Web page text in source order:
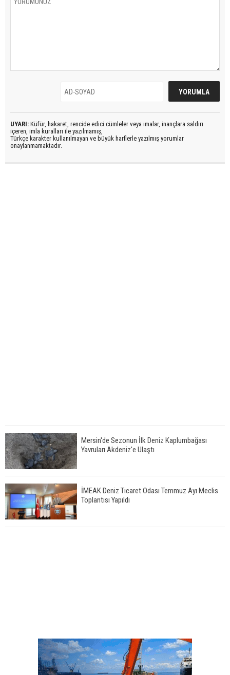
UYARI: Küfür, hakaret, rencide edici cümleler veya imalar, inançlara saldırı
içeren, imla kuralları ile yazılmamış,
Türkçe karakter kullanılmayan ve büyük harflerle yazılmış yorumlar
onaylanmamaktadır.
Mersin'de Sezonun İlk Deniz Kaplumbağası
Yavruları Akdeniz'e Ulaştı
İMEAK Deniz Ticaret Odası Temmuz Ayı Meclis
Toplantısı Yapıldı